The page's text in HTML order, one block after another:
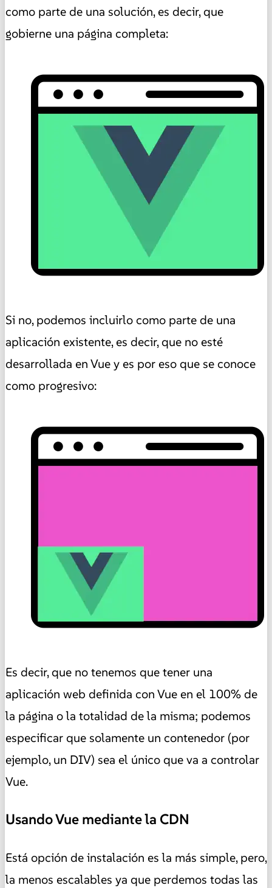
como parte de una solución, es decir, que
gobierne una página completa:
Si no, podemos incluirlo como parte de una
aplicación existente, es decir, que no esté
desarrollada en Vue y es por eso que se conoce
como progresivo:
Es decir, que no tenemos que tener una
aplicación web definida con Vue en el 100% de
la página o la totalidad de la misma; podemos
especificar que solamente un contenedor (por
ejemplo, un DIV) sea el único que va a controlar
Vue.
Usando Vue mediante la CDN
Está opción de instalación es la más simple, pero,
la menos escalables ya que perdemos todas las